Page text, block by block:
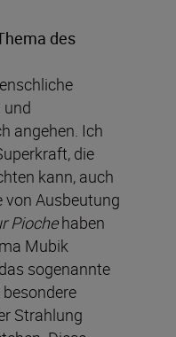
des
und
angehen. Ich
die
kann, auch
von Ausbeutung
Piochehaben
Mubik
sogenannte
besondere
Strahlung